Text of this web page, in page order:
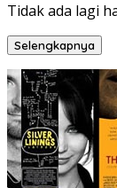
Tidak ada lagi
Selengkapnya